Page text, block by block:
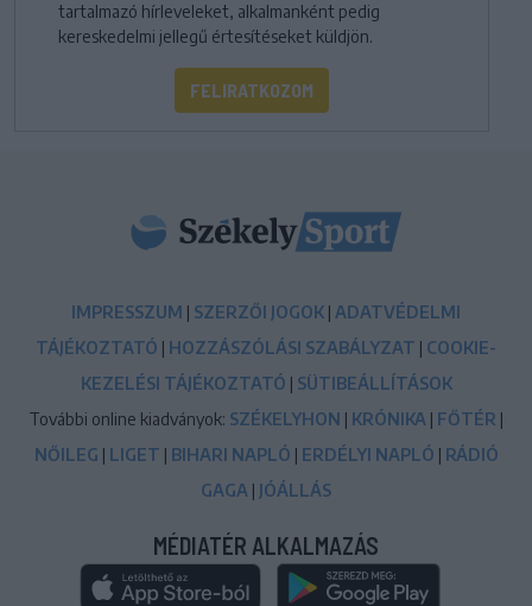
tartalmazó hírleveleket, alkalmanként pedig
kereskedelmi jellegű értesítéseket küldjön.
FELIRATKOZOM
IMPRESSZUM | SZERZŐI JOGOK | ADATVÉDELMI
TÁJÉKOZTATÓ | HOZZÁSZÓLÁSI SZABÁLYZAT | COOKIE-
KEZELÉSI TÁJÉKOZTATÓ | SÜTIBEÁLLÍTÁSOK
További online kiadványok: SZÉKELYHON | KRÓNIKA | FŐTÉR |
NŐILEG | LIGET | BIHARI NAPLÓ | ERDÉLYI NAPLÓ | RÁDIÓ
GAGA | JÓÁLLÁS
MÉDIATÉR ALKALMAZÁS